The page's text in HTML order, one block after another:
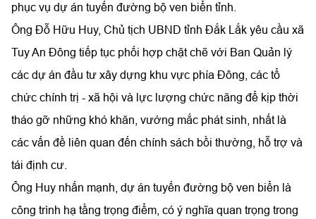
phục vụ dự án tuyến đường bộ ven biển tỉnh.
Ông Đỗ Hữu Huy, Chủ tịch UBND tỉnh Đắk Lắk yêu cầu xã
Tuy An Đông tiếp tục phối hợp chặt chẽ với Ban Quản lý
các dự án đầu tư xây dựng khu vực phía Đông, các tổ
chức chính trị - xã hội và lực lượng chức năng để kịp thời
tháo gỡ những khó khăn, vướng mắc phát sinh, nhất là
các vấn đề liên quan đến chính sách bồi thường, hỗ trợ và
tái định cư.
Ông Huy nhấn mạnh, dự án tuyến đường bộ ven biển là
công trình hạ tầng trọng điểm, có ý nghĩa quan trọng trong